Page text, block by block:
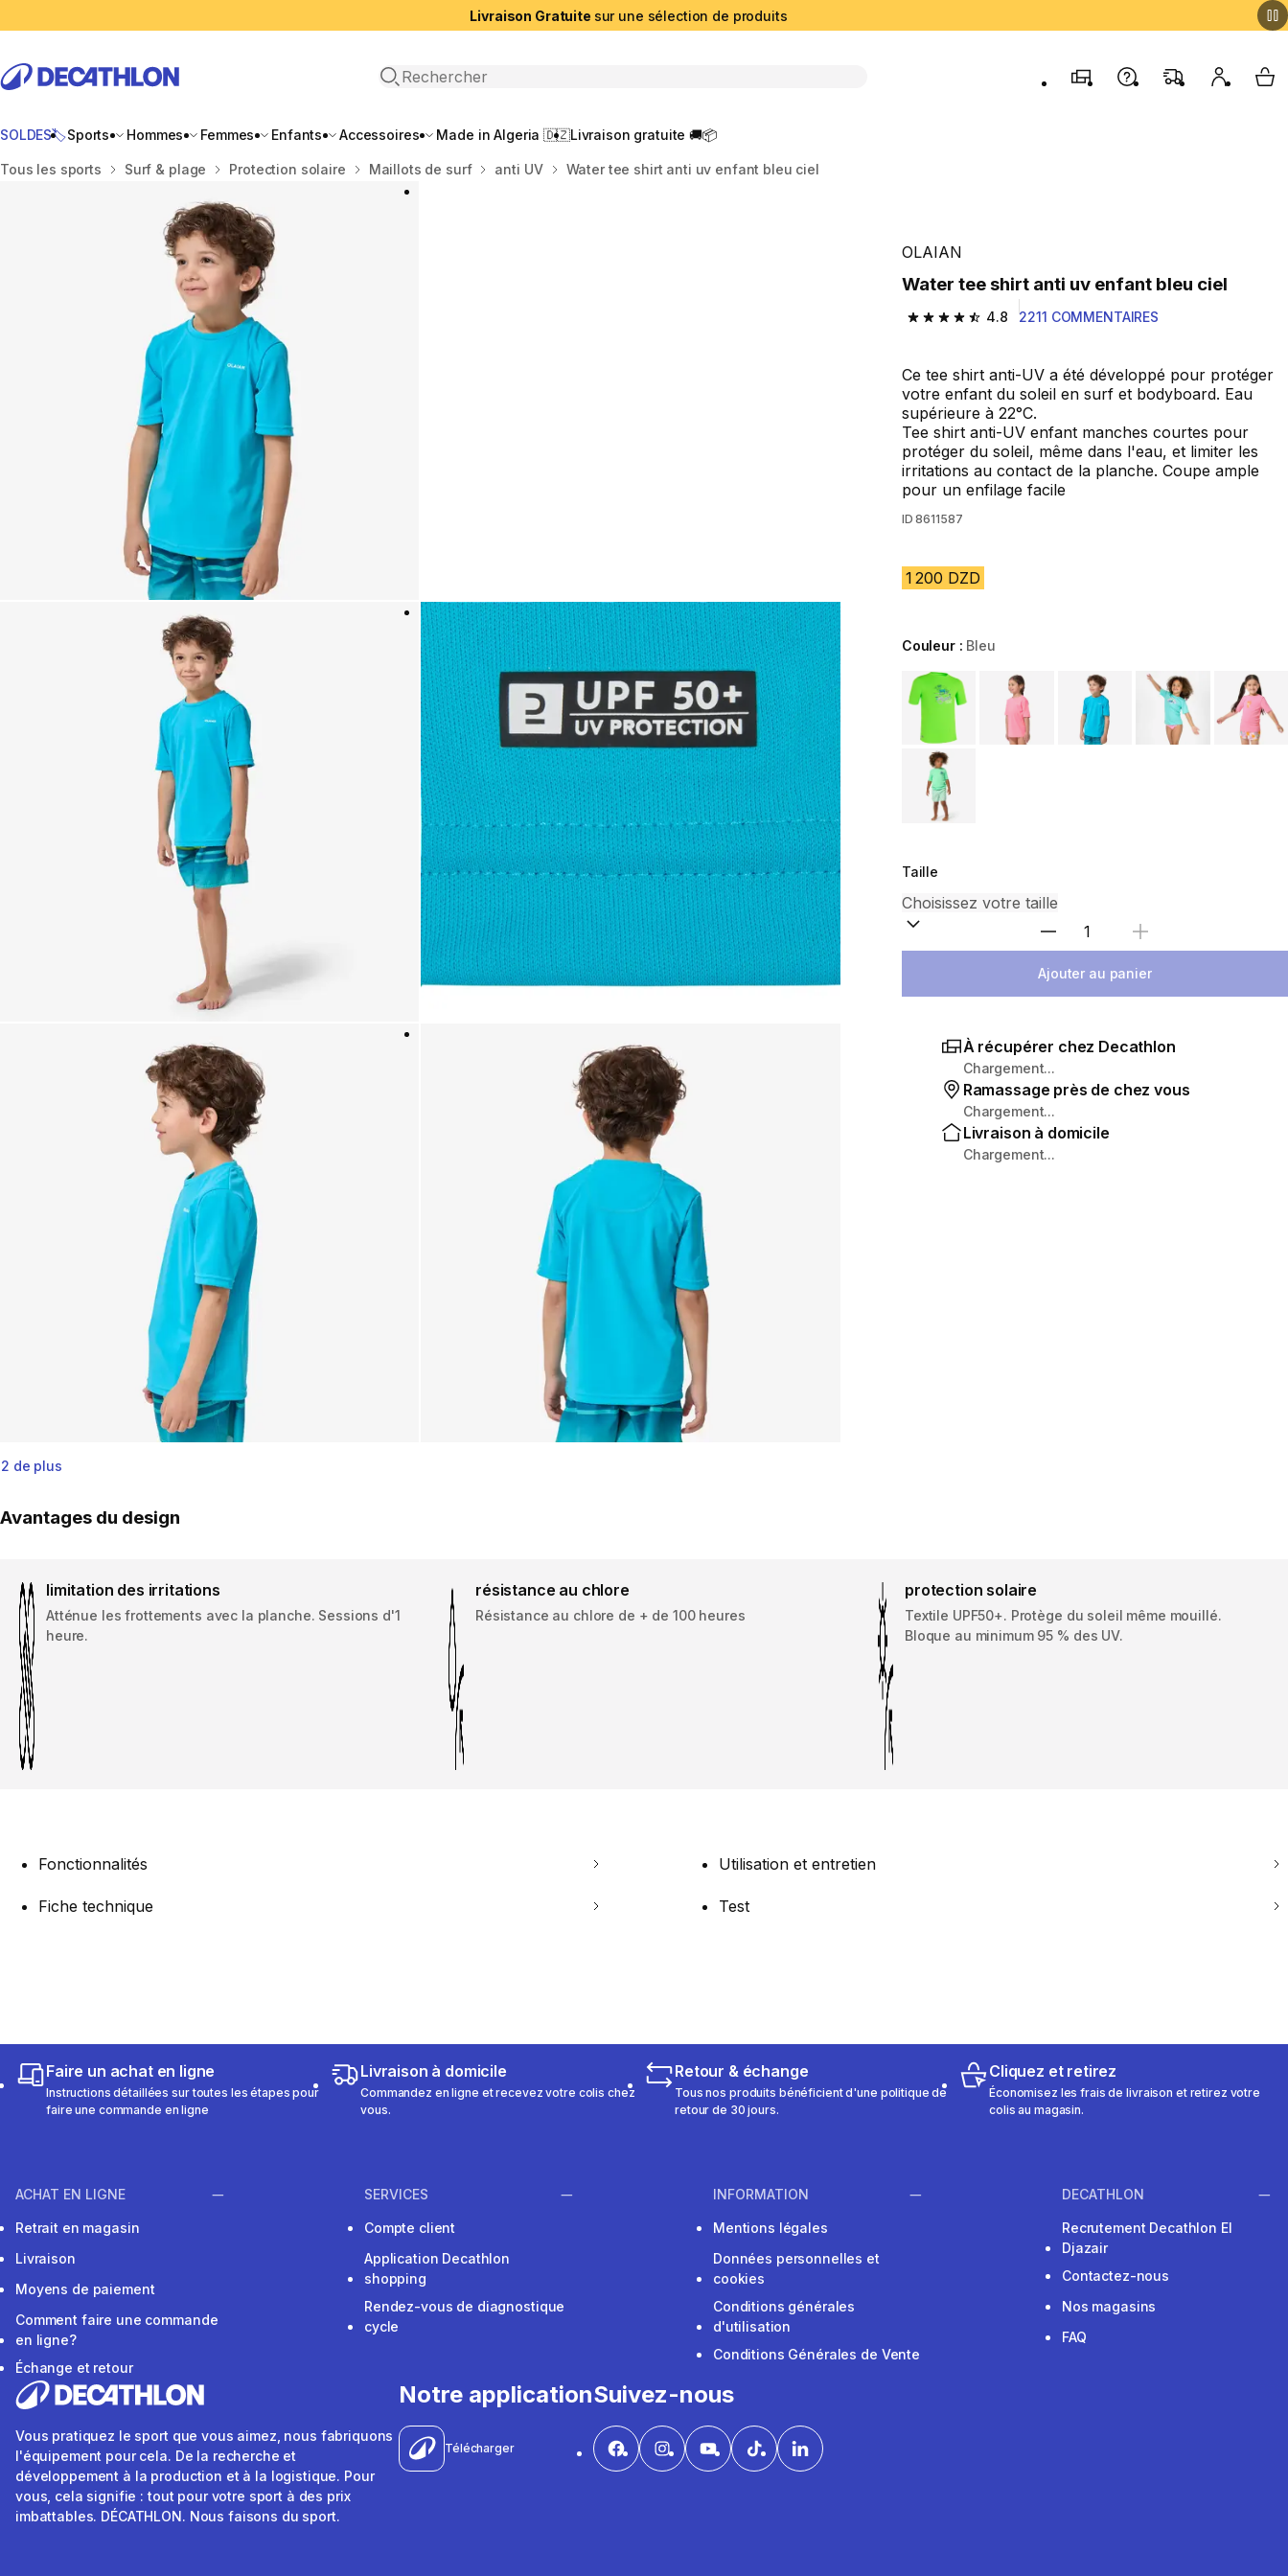
Livraison Gratuite sur une sélection de produits
Recherche ouverte
MagasinsContactez-nous
FAQ Mon My
SOLDES🏷️Sports Hommes Femmes Enfants Accessoires Made in Algeria 🇩🇿Livraison gratuite 🚚📦
Accueil
Tous les sports Surf & plage Protection solaire Maillots de surf anti UV Water tee shirt anti uv enfant bleu ciel
2 de plus
OLAIAN
Water tee shirt anti uv enfant bleu ciel
4.8
4.8 out of 5 stars from 2211 reviews
2211 COMMENTAIRES
Ce tee shirt anti-UV a été développé pour protéger
votre enfant du soleil en surf et bodyboard. Eau
supérieure à 22°C.
Tee shirt anti-UV enfant manches courtes pour
protéger du soleil, même dans l'eau, et limiter les
irritations au contact de la planche. Coupe ample
pour un enfilage facile
ID 8611587
1 200 DZD
Couleur : Bleu
Choose a variant
Taille
Sélectionnez la quantité
Ajouter au panier
À récupérer chez Decathlon
Chargement...
Ramassage près de chez vous
Chargement...
Livraison à domicile
Chargement...
Avantages du design
limitation des irritations
Atténue les frottements avec la planche. Sessions d'1
heure.
résistance au chlore
Résistance au chlore de + de 100 heures
protection solaire
Textile UPF50+. Protège du soleil même mouillé.
Bloque au minimum 95 % des UV.
Fonctionnalités Utilisation et entretien
Fiche technique Test
Faire un achat en ligne
Instructions détaillées sur toutes les étapes pour
faire une commande en ligne
Livraison à domicile
Commandez en ligne et recevez votre colis chez
vous.
Retour & échange
Tous nos produits bénéficient d'une politique de
retour de 30 jours.
Cliquez et retirez
Économisez les frais de livraison et retirez votre
colis au magasin.
ACHAT EN LIGNE
Retrait en magasin
Livraison
Moyens de paiement
Comment faire une commande
en ligne?
Échange et retour
SERVICES
Compte client
Application Decathlon
shopping
Rendez-vous de diagnostique
cycle
INFORMATION
Mentions légales
Données personnelles et
cookies
Conditions générales
d'utilisation
Conditions Générales de Vente
DECATHLON
Recrutement Decathlon El
Djazair
Contactez-nous
Nos magasins
FAQ
Vous pratiquez le sport que vous aimez, nous fabriquons
l'équipement pour cela. De la recherche et
développement à la production et à la logistique. Pour
vous, cela signifie : tout pour votre sport à des prix
imbattables. DÉCATHLON. Nous faisons du sport.
Notre application
Télécharger
Suivez-nous